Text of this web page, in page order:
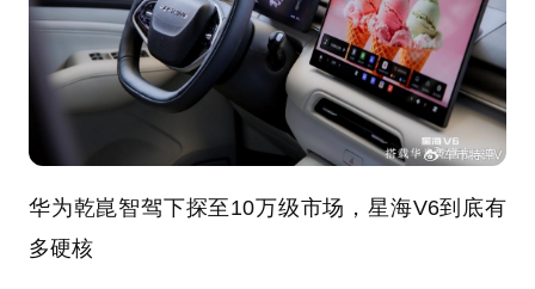
华为乾崑智驾下探至10万级市场，星海V6到底有
多硬核